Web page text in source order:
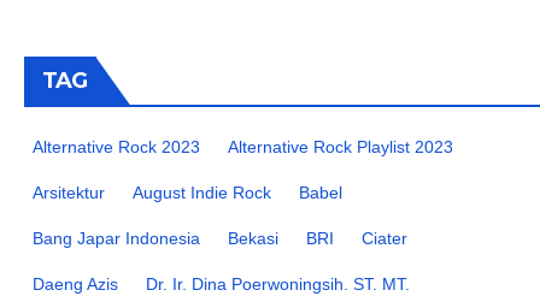
TAG
Alternative Rock 2023 Alternative Rock Playlist 2023
Arsitektur August Indie Rock Babel
Bang Japar Indonesia Bekasi BRI Ciater
Daeng Azis Dr. Ir. Dina Poerwoningsih. ST. MT.